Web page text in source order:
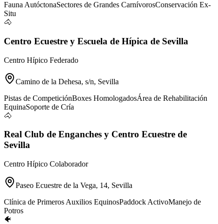
Fauna AutóctonaSectores de Grandes CarnívorosConservación Ex-
Situ
🐴
Centro Ecuestre y Escuela de Hípica de Sevilla
Centro Hípico Federado
Camino de la Dehesa, s/n, Sevilla
Pistas de CompeticiónBoxes HomologadosÁrea de Rehabilitación
EquinaSoporte de Cría
🐴
Real Club de Enganches y Centro Ecuestre de
Sevilla
Centro Hípico Colaborador
Paseo Ecuestre de la Vega, 14, Sevilla
Clínica de Primeros Auxilios EquinosPaddock ActivoManejo de
Potros
🐠